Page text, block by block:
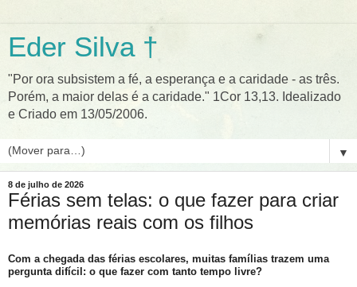
Eder Silva †
"Por ora subsistem a fé, a esperança e a caridade - as três.
Porém, a maior delas é a caridade." 1Cor 13,13. Idealizado
e Criado em 13/05/2006.
▼
8 de julho de 2026
Férias sem telas: o que fazer para criar
memórias reais com os filhos
Com a chegada das férias escolares, muitas famílias trazem uma
pergunta difícil: o que fazer com tanto tempo livre?